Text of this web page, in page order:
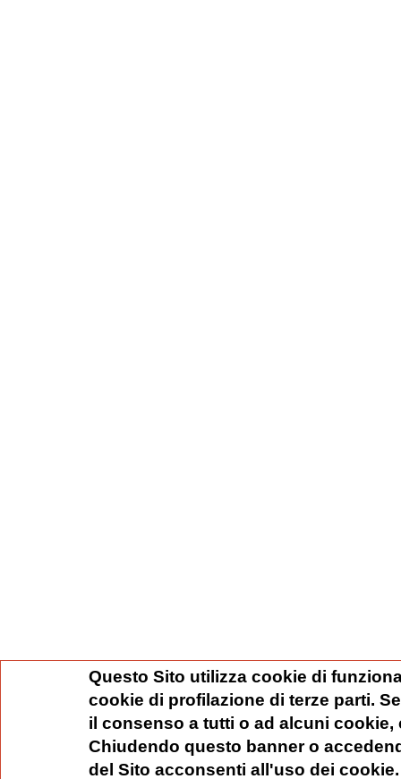
Questo Sito utilizza cookie di
cookie di profilazione di terze parti.
il consenso a tutti o ad alcuni
Chiudendo questo banner o
del Sito acconsenti all'uso dei cookie.